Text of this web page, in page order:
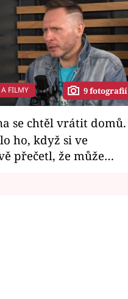
FILMY 9 fotografií
ho, když si ve
přečetl, že může